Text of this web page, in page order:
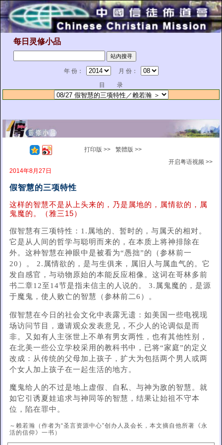
每日灵修小品
年 份：
月 份：
目 录
打印版 >>
繁體版 >>
开启粤语视频 >>
2014年8月27日
假智慧的三项特性
这样的智慧不是从上头来的，乃是属地的，属情欲的，属
鬼魔的。（雅三15）
假智慧有三项特性：1.属地的、暂时的，与属天的相对。
它是从人间的哲学与聪明而来的，在本质上将神排除在
外。这种智慧在神眼中是被看为“愚拙”的（参林前一
20）。 2.属情欲的，是与生俱来，属旧人与属血气的。它
发自感官，与动物原始的本能反应相像。这词在哥林多前
书二章12至14节是指未信主的人说的。 3.属鬼魔的，是源
于魔鬼，使人败亡的智慧（参林前二6）。
假智慧在今日的社会文化中表露无遗：如美国一些电视现
场访问节目，邀请观众发表意见，不少人的论调似是而
非。又如有人主张世上不单有男女两性，也有其他性别，
在北美一些公立学校采用的教科书中，已将“家庭”的定义
改成：从传统的父母加上孩子，扩大为包括两个男人或两
个女人加上孩子在一起生活的地方。
魔鬼给人的不过是地上虚假、自私、与神为敌的智慧。就
如它引诱夏娃追求与神同等的智慧，结果让始祖不守本
位，陷在罪中。
～赖若瀚（作者为“圣言资源中心”创办人及会长，本文摘自他所著《永
活的信仰》一书）